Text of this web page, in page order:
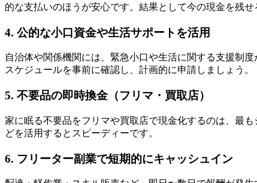
的な支払いのほうが安心です。結果として今の現金を残
4. 公的な小口資金や生活サポートを活用
自治体や関係機関には、緊急小口や生活に関する支援制
スケジュールを事前に確認し、計画的に申請しましょう。
5. 不要品の即時換金（フリマ・買取店）
家に眠る不要品をフリマや買取店で現金化するのは、最
どを活用するとスピーディーです。
6. フリーター副業で短期的にキャッシュイン